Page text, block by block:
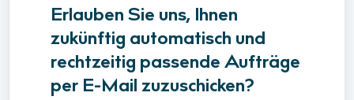
Erlauben Sie uns, Ihnen
zukünftig automatisch und
rechtzeitig passende Aufträge
per E-Mail zuzuschicken?